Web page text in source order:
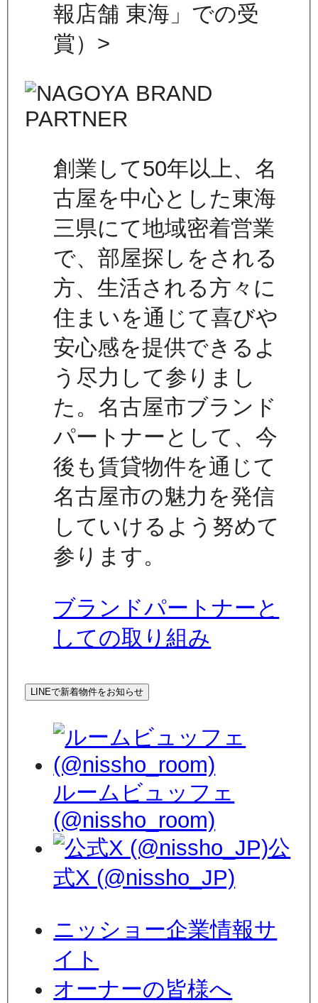
報店舗 東海」での受
賞）>
創業して50年以上、名
古屋を中心とした東海
三県にて地域密着営業
で、部屋探しをされる
方、生活される方々に
住まいを通じて喜びや
安心感を提供できるよ
う尽力して参りまし
た。名古屋市ブランド
パートナーとして、今
後も賃貸物件を通じて
名古屋市の魅力を発信
していけるよう努めて
参ります。
ブランドパートナーと
しての取り組み
LINEで新着物件をお知らせ
ルームビュッフェ
(@nissho_room)
公
式X (@nissho_JP)
ニッショー企業情報サ
イト
オーナーの皆様へ